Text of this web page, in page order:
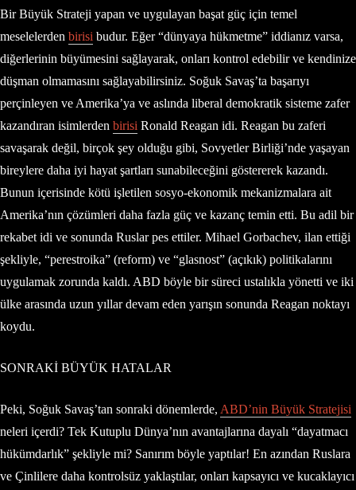
Bir Büyük Strateji yapan ve uygulayan başat güç için temel
meselelerden birisi budur. Eğer “dünyaya hükmetme” iddianız varsa,
diğerlerinin büyümesini sağlayarak, onları kontrol edebilir ve kendinize
düşman olmamasını sağlayabilirsiniz. Soğuk Savaş’ta başarıyı
perçinleyen ve Amerika’ya ve aslında liberal demokratik sisteme zafer
kazandıran isimlerden birisi Ronald Reagan idi. Reagan bu zaferi
savaşarak değil, birçok şey olduğu gibi, Sovyetler Birliği’nde yaşayan
bireylere daha iyi hayat şartları sunabileceğini göstererek kazandı.
Bunun içerisinde kötü işletilen sosyo-ekonomik mekanizmalara ait
Amerika’nın çözümleri daha fazla güç ve kazanç temin etti. Bu adil bir
rekabet idi ve sonunda Ruslar pes ettiler. Mihael Gorbachev, ilan ettiği
şekliyle, “perestroika” (reform) ve “glasnost” (açıkık) politikalarını
uygulamak zorunda kaldı. ABD böyle bir süreci ustalıkla yönetti ve iki
ülke arasında uzun yıllar devam eden yarışın sonunda Reagan noktayı
koydu.
SONRAKİ BÜYÜK HATALAR
Peki, Soğuk Savaş’tan sonraki dönemlerde, ABD’nin Büyük Stratejisi
neleri içerdi? Tek Kutuplu Dünya’nın avantajlarına dayalı “dayatmacı
hükümdarlık” şekliyle mi? Sanırım böyle yaptılar! En azından Ruslara
ve Çinlilere daha kontrolsüz yaklaştılar, onları kapsayıcı ve kucaklayıcı